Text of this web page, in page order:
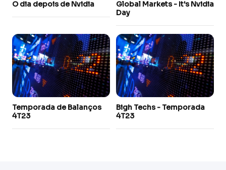
O dia depois de Nvidia
Global Markets - It's Nvidia
Day
Temporada de Balanços
4T23
Bigh Techs - Temporada
4T23